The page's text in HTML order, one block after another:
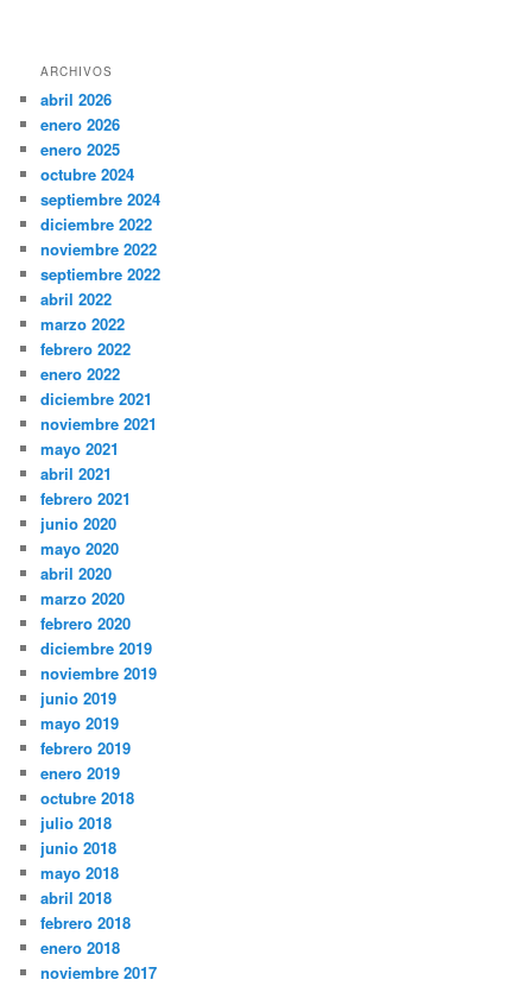
ARCHIVOS
abril 2026
enero 2026
enero 2025
octubre 2024
septiembre 2024
diciembre 2022
noviembre 2022
septiembre 2022
abril 2022
marzo 2022
febrero 2022
enero 2022
diciembre 2021
noviembre 2021
mayo 2021
abril 2021
febrero 2021
junio 2020
mayo 2020
abril 2020
marzo 2020
febrero 2020
diciembre 2019
noviembre 2019
junio 2019
mayo 2019
febrero 2019
enero 2019
octubre 2018
julio 2018
junio 2018
mayo 2018
abril 2018
febrero 2018
enero 2018
noviembre 2017